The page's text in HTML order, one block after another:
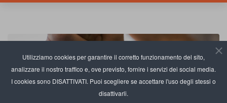
Utilizziamo cookies per garantire il corretto funzionamento del sito,
analizzare il nostro traffico e, ove previsto, fornire i servizi dei social media.
I cookies sono DISATTIVATI. Puoi scegliere se accettare l'uso degli stessi o
disattivarli.